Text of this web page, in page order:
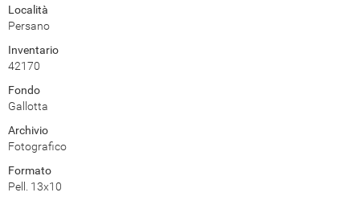
Località
Persano
Inventario
42170
Fondo
Gallotta
Archivio
Fotografico
Formato
Pell. 13x10